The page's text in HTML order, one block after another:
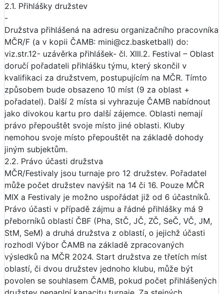
2.1. Přihlášky družstev
-
Družstva přihlášená na adresu organizačního pracovníka
MČR/F (a v kopii ČAMB: mini@cz.basketball) do:
viz.str.12- uzávěrka přihlášek- čl. XIII.2. Festival – Oblast
doručí pořadateli přihlášku týmu, který skončil v
kvalifikaci za družstvem, postupujícím na MČR. Tímto
způsobem bude obsazeno 10 míst (9 za oblast +
pořadatel). Další 2 místa si vyhrazuje ČAMB nabídnout
jako divokou kartu pro další zájemce. Oblasti nemají
právo přepouštět svoje místo jiné oblasti. Kluby
nemohou svoje místo přepouštět na základě dohody
jiným subjektům.
2.2. Právo účasti družstva
MČR/Festivaly jsou turnaje pro 12 družstev. Pořadatel
může počet družstev navýšit na 14 či 16. Pouze MČR
MIX a Festivaly je možno uspořádat již od 6 účastníků.
Právo účasti v případě zájmu a řádné přihlášky má 9
přeborníků oblastí ČBF (Pha, StČ, JČ, ZČ, SeČ, VČ, JM,
StM, SeM) a druhá družstva z oblastí, o jejichž účasti
rozhodl Výbor ČAMB na základě zpracovaných
výsledků na MČR 2024. Start družstva ze třetích míst
oblastí, či dvou družstev jednoho klubu, může být
povolen se souhlasem ČAMB, pokud počet přihlášených